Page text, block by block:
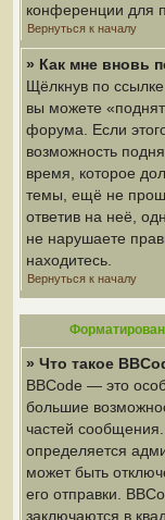
конференции для
Вернуться к началу
» Как мне вновь
Щёлкнув по
вы можете
форума. Если
возможность
время, которое
темы, ещё не
ответив на неё,
не нарушаете
находитесь.
Вернуться к началу
» Что такое
BBCode — это
большие
частей
определяется
может быть
его отправки.
заключаются в